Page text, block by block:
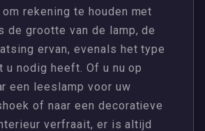
rekening te houden met
de grootte van de lamp, de
ervan, evenals het type
u nodig heeft. Of u nu op
een leeslamp voor uw
of naar een decoratieve
verfraait, er is altijd